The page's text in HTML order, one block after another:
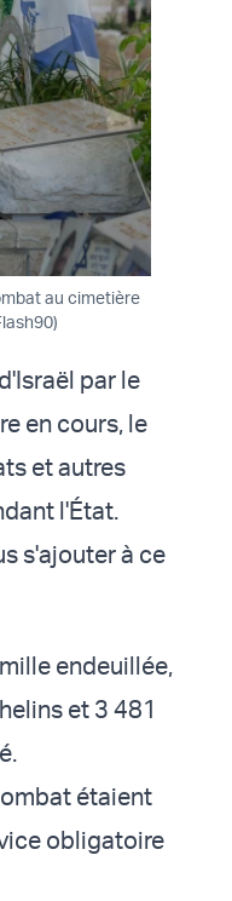
au cimetière
par le
en cours, le
et autres
l'État.
s'ajouter à ce
endeuillée,
et 3 481
étaient
obligatoire